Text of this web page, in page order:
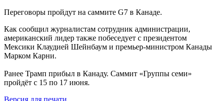
Переговоры пройдут на саммите G7 в Канаде.
Как сообщил журналистам сотрудник администрации,
американский лидер также побеседует с президентом
Мексики Клаудией Шейнбаум и премьер-министром Канады
Марком Карни.
Ранее Трамп прибыл в Канаду. Саммит «Группы семи»
пройдёт с 15 по 17 июня.
Версия для печати